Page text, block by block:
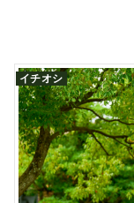
イチオシ